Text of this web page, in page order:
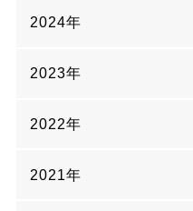
2024年
2023年
2022年
2021年